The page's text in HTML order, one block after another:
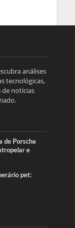
análises
tecnológicas,
notícias
de Porsche
e
pet: